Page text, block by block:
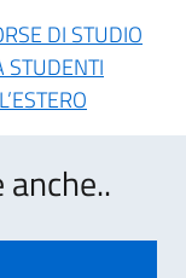
DI STUDIO
STUDENTI